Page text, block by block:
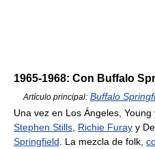
1965-1968: Con Buffalo
Artículo principal: Buffalo
Una vez en Los Ángeles,
Stephen Stills Richie Furay y
Springfield . La mezcla de folk,